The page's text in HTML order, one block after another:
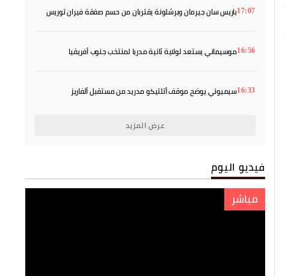
17:07باريس سان جيرمان وبرشلونة يقتربان من حسم صفقة فيران توريس
16:56موسيماني يستعد لولاية ثانية مدربا لمنتخب جنوب أفريقيا
16:33سيميوني يوضح موقف أتلتيكو مدريد من مستقبل ألفاريز
عرض المزيد
فيديو اليوم
مباشر